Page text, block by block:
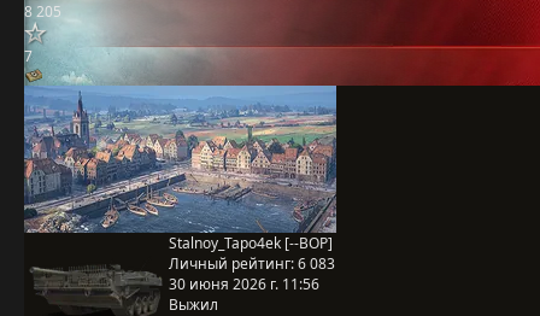
8 205
7
Stalnoy_Tapo4ek [--BOP]
Личный рейтинг:6 083
30 июня 2026 г. 11:56
Выжил